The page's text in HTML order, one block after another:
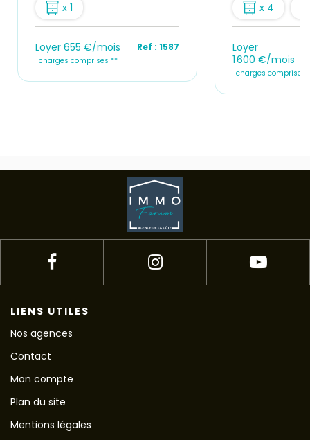
x 1
Loyer 655 €/mois
charges comprises **
Ref : 1587
x 4
Loyer
1 600 €/mois
charges comprises
LIENS UTILES
Nos agences
Contact
Mon compte
Plan du site
Mentions légales